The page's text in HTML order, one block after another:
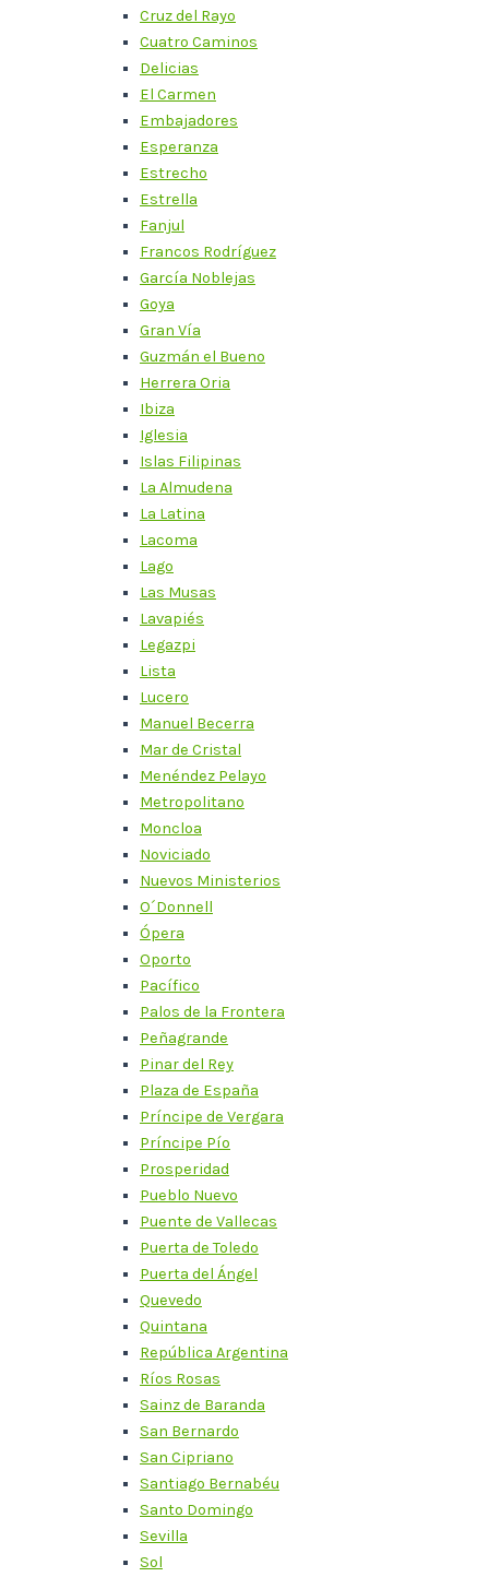
Cruz del Rayo
Cuatro Caminos
Delicias
El Carmen
Embajadores
Esperanza
Estrecho
Estrella
Fanjul
Francos Rodríguez
García Noblejas
Goya
Gran Vía
Guzmán el Bueno
Herrera Oria
Ibiza
Iglesia
Islas Filipinas
La Almudena
La Latina
Lacoma
Lago
Las Musas
Lavapiés
Legazpi
Lista
Lucero
Manuel Becerra
Mar de Cristal
Menéndez Pelayo
Metropolitano
Moncloa
Noviciado
Nuevos Ministerios
O´Donnell
Ópera
Oporto
Pacífico
Palos de la Frontera
Peñagrande
Pinar del Rey
Plaza de España
Príncipe de Vergara
Príncipe Pío
Prosperidad
Pueblo Nuevo
Puente de Vallecas
Puerta de Toledo
Puerta del Ángel
Quevedo
Quintana
República Argentina
Ríos Rosas
Sainz de Baranda
San Bernardo
San Cipriano
Santiago Bernabéu
Santo Domingo
Sevilla
Sol